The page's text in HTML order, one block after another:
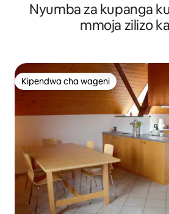
Nyumba za kupanga
mmoja zilizo
Kipendwa cha wageni
Kipendwa cha wageni